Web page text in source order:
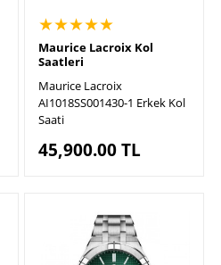
★★★★★
Maurice Lacroix Kol
Saatleri
Maurice Lacroix
AI1018SS001430-1 Erkek Kol
Saati
45,900.00TL